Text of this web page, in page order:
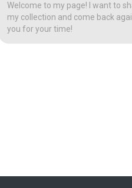
Welcome to my page! I want to
my collection and come back
you for your time!